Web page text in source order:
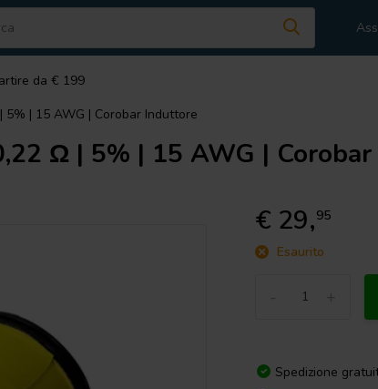
da € 199
5% | 15 AWG | Corobar Induttore
Ω | 5% | 15 AWG |
€ 29,95
Esaurito
Spedizione